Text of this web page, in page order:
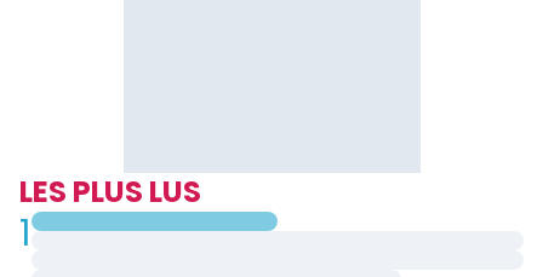
LES PLUS LUS
1